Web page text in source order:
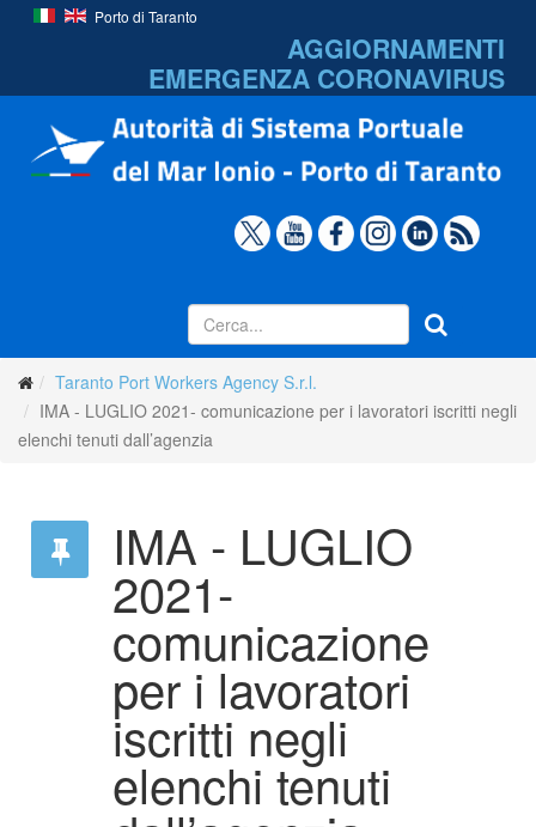
Porto di Taranto
AGGIORNAMENTI
EMERGENZA CORONAVIRUS
Taranto Port Workers Agency S.r.l.
IMA - LUGLIO 2021- comunicazione per i lavoratori iscritti negli
elenchi tenuti dall’agenzia
IMA - LUGLIO
2021-
comunicazione
per i lavoratori
iscritti negli
elenchi tenuti